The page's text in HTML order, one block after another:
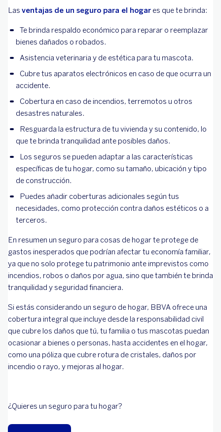
Daños por lluvia
por daños
intensas.
Robo a casa habitación
$50,000.00
robos son
Las ventajas de un seguro para el hogar es que te brinda:
Te brinda respaldo económico para reparar o reemplazar
bienes dañados o robados.
Asistencia veterinaria y de estética para tu mascota.
Cubre tus aparatos electrónicos en caso de que ocurra un
accidente.
Cobertura en caso de incendios, terremotos u otros
desastres naturales.
Resguarda la estructura de tu vivienda y su contenido, lo
que te brinda tranquilidad ante posibles daños.
Los seguros se pueden adaptar a las características
específicas de tu hogar, como su tamaño, ubicación y tipo
de construcción.
Puedes añadir coberturas adicionales según tus
necesidades, como protección contra daños estéticos o a
terceros.
En resumen un seguro para cosas de hogar te protege de
gastos inesperados que podrían afectar tu economía familiar,
ya que no solo protege tu patrimonio ante imprevistos como
incendios, robos o daños por agua, sino que también te brinda
tranquilidad y seguridad financiera.
Si estás considerando un seguro de hogar, BBVA ofrece una
cobertura integral que incluye desde la responsabilidad civil
que cubre los daños que tú, tu familia o tus mascotas puedan
ocasionar a bienes o personas, hasta accidentes en el hogar,
como una póliza que cubre rotura de cristales, daños por
incendio o rayo, y mejoras al hogar.
¿Quieres un seguro para tu hogar?